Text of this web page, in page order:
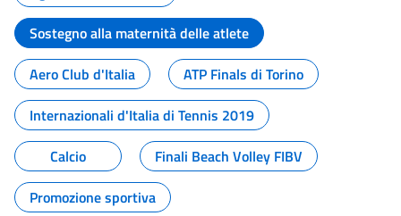
Sostegno alla maternità delle atlete
Aero Club d'Italia
ATP Finals di Torino
Internazionali d'Italia di Tennis 2019
Calcio
Finali Beach Volley FIBV
Promozione sportiva